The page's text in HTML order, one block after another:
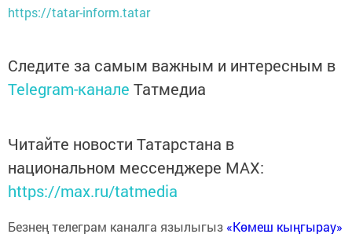
https://tatar-inform.tatar
Следите за самым важным и интересным в
Telegram-канале Татмедиа
Читайте новости Татарстана в
национальном мессенджере MАХ:
https://max.ru/tatmedia
Безнең телеграм каналга язылыгыз «Көмеш кыңгырау»